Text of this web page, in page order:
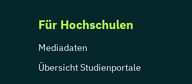
Für Hochschulen
Mediadaten
Übersicht Studienportale